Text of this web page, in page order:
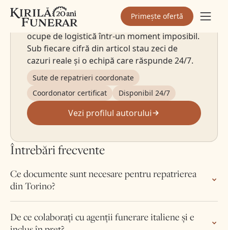
Primește ofertă
restul Europei. Am construit Kirilă Funerar pe
principiul simplu: familia nu ar trebui să se
ocupe de logistică într-un moment imposibil.
Sub fiecare cifră din articol stau zeci de
cazuri reale și o echipă care răspunde 24/7.
Sute de repatrieri coordonate
Coordonator certificat
Disponibil 24/7
Vezi profilul autorului
Întrebări frecvente
Ce documente sunt necesare pentru repatrierea
din Torino?
De ce colaborați cu agenții funerare italiene și e